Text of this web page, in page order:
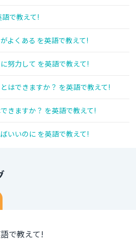
で教えて!
よくある を英語で教えて!
努力して を英語で教えて!
はできますか？ を英語で教えて!
きますか？ を英語で教えて!
いいのに を英語で教えて!
で教えて!